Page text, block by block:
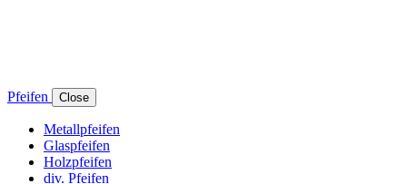
Pfeifen Close
Metallpfeifen
Glaspfeifen
Holzpfeifen
div. Pfeifen